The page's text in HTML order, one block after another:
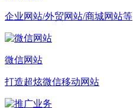
企业网站/外贸网站/商城网站等
微信网站
打造超炫微信移动网站